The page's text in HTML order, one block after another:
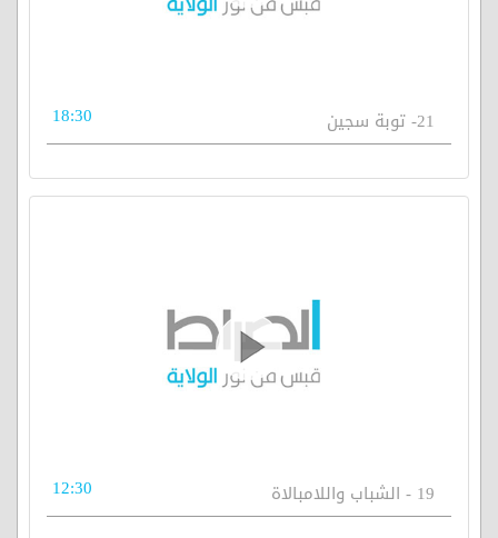
21- توبة سجين 18:30
19 - الشباب واللامبالاة 12:30